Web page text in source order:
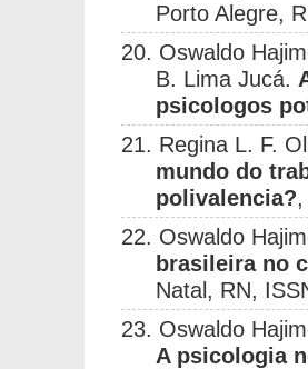
Porto Alegre,
20. Oswaldo
B. Lima Jucá.
psicologos
21. Regina L. F.
mundo do
polivalencia?
22. Oswaldo
brasileira no
Natal, RN,
23. Oswaldo
A psicologia